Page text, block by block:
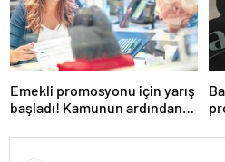
Emekli promosyonu için yarış
başladı! Kamunun ardından